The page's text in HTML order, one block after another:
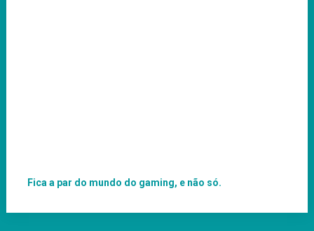
Fica a par do mundo do gaming, e não só.